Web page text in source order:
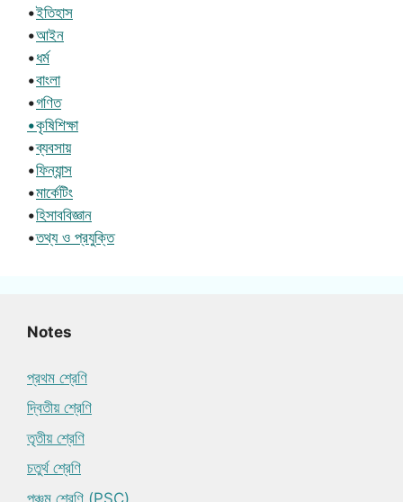
•ইতিহাস
•আইন
•ধর্ম
•বাংলা
•গণিত
•কৃষিশিক্ষা
•ব্যবসায়
•ফিন্যান্স
•মার্কেটিং
•হিসাববিজ্ঞান
•তথ্য ও প্রযুক্তি
Notes
প্রথম শ্রেণি
দ্বিতীয় শ্রেণি
তৃতীয় শ্রেণি
চতুর্থ শ্রেণি
পঞ্চম শ্রেণি (PSC)